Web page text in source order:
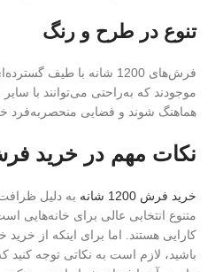
تنوع در طرح و رنگ
فرش‌های 1200 شانه با طیف
موجودند که به‌راحتی می‌توانند با
هماهنگ شوند و فضایی منحصربه‌فرد
نکات مهم در خرید فرش 1200
خرید فرش 1200 شانه
به دلیل
متنوع انتخابی عالی برای خانه‌هایی
کارایی هستند. اما برای اینکه از
باشید، لازم است به نکاتی توجه